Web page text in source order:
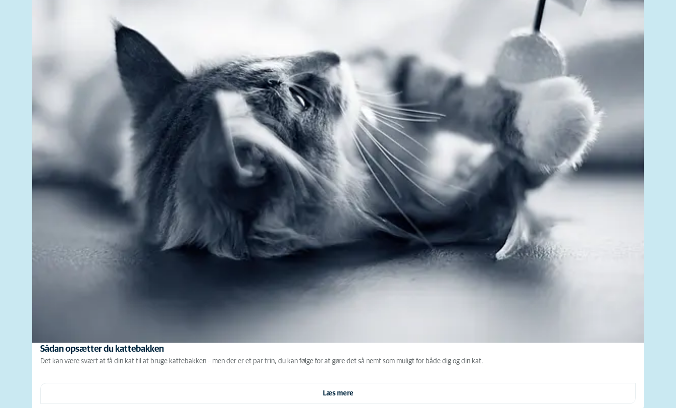
Sådan opsætter du kattebakken
Det kan være svært at få din kat til at bruge kattebakken – men der er et par trin, du kan følge for at gøre det så nemt som muligt for både dig og din kat.
Læs mere